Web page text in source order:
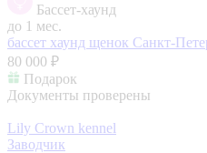
Бассет-хаунд
до 1 мес.
бассет хаунд щенок Санкт-
80 000 ₽
Подарок
Документы проверены
Lily Crown kennel
Заводчик